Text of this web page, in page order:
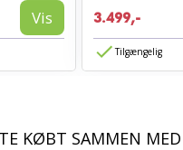
Vis 3.499,-
Tilgængelig
KØBT SAMMEN MED